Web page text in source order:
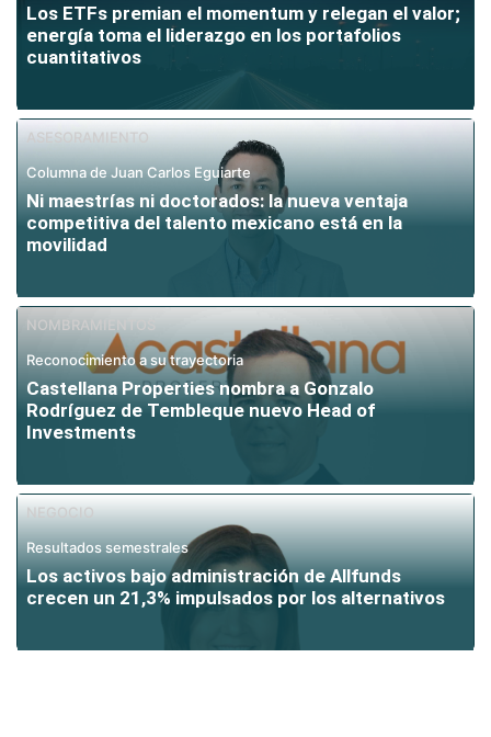
Los ETFs premian el momentum y relegan el valor;
energía toma el liderazgo en los portafolios
cuantitativos
ASESORAMIENTO
Columna de Juan Carlos Eguiarte
Ni maestrías ni doctorados: la nueva ventaja
competitiva del talento mexicano está en la
movilidad
NOMBRAMIENTOS
Reconocimiento a su trayectoria
Castellana Properties nombra a Gonzalo
Rodríguez de Tembleque nuevo Head of
Investments
NEGOCIO
Resultados semestrales
Los activos bajo administración de Allfunds
crecen un 21,3% impulsados por los alternativos